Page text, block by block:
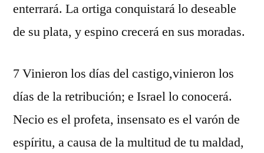
enterrará. La ortiga conquistará lo deseable
de su plata, y espino crecerá en sus moradas.
7 Vinieron los días del castigo,vinieron los
días de la retribución; e Israel lo conocerá.
Necio es el profeta, insensato es el varón de
espíritu, a causa de la multitud de tu maldad,